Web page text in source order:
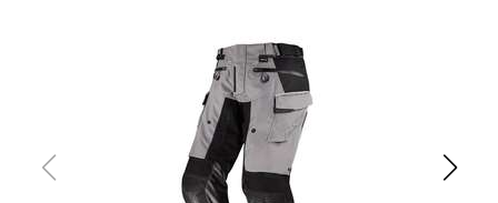
Reservdelar